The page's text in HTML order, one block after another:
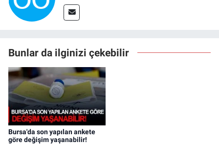
Bunlar da ilginizi çekebilir
Bursa'da son yapılan ankete
göre değişim yaşanabilir!